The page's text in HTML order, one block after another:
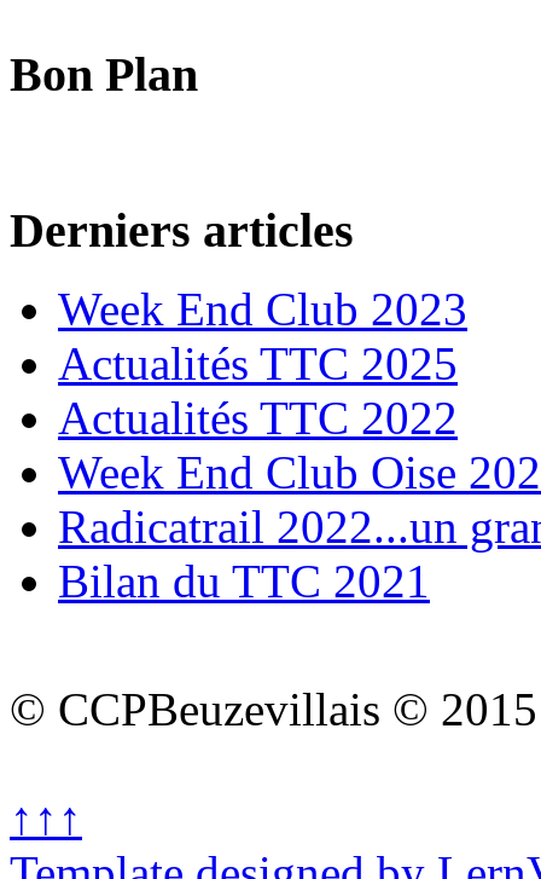
Bon Plan
Derniers articles
Week End Club 2023
Actualités TTC 2025
Actualités TTC 2022
Week End Club Oise
Radicatrail 2022...un
Bilan du TTC 2021
© CCPBeuzevillais © 2015
↑↑↑